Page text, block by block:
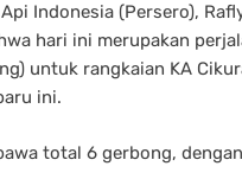
Indonesia (Persero),
hari ini merupakan
untuk rangkaian KA
ini.
total 6 gerbong,